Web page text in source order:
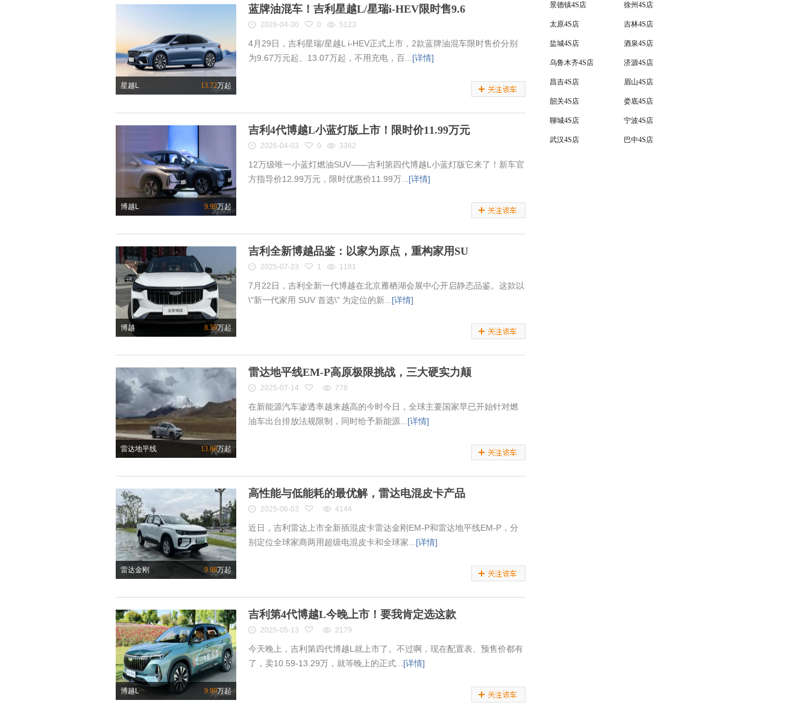
星越L 13.72万起
蓝牌油混车！吉利星越L/星瑞i-HEV限时售9.6
2026-04-30 0 5123
4月29日，吉利星瑞/星越L i-HEV正式上市，2款蓝牌油混车限时售价分别
为9.67万元起、13.07万起，不用充电，百... [详情]
博越L 9.99万起
吉利4代博越L小蓝灯版上市！限时价11.99万元
2026-04-03 0 3362
12万级唯一小蓝灯燃油SUV——吉利第四代博越L小蓝灯版它来了！新车官
方指导价12.99万元，限时优惠价11.99万... [详情]
博越 8.59万起
吉利全新博越品鉴：以家为原点，重构家用SU
2025-07-23 1 1181
7月22日，吉利全新一代博越在北京雁栖湖会展中心开启静态品鉴。这款以
\"新一代家用 SUV 首选\" 为定位的新... [详情]
雷达地平线 13.68万起
雷达地平线EM-P高原极限挑战，三大硬实力颠
2025-07-14 778
在新能源汽车渗透率越来越高的今时今日，全球主要国家早已开始针对燃
油车出台排放法规限制，同时给予新能源... [详情]
雷达金刚 9.98万起
高性能与低能耗的最优解，雷达电混皮卡产品
2025-06-03 4144
近日，吉利雷达上市全新插混皮卡雷达金刚EM-P和雷达地平线EM-P，分
别定位全球家商两用超级电混皮卡和全球家... [详情]
博越L 9.99万起
吉利第4代博越L今晚上市！要我肯定选这款
2025-05-13 2179
今天晚上，吉利第四代博越L就上市了。不过啊，现在配置表、预售价都有
了，卖10.59-13.29万，就等晚上的正式... [详情]
景德镇4S店 徐州4S店
太原4S店 吉林4S店
盐城4S店 酒泉4S店
乌鲁木齐4S店 济源4S店
昌吉4S店 眉山4S店
韶关4S店 娄底4S店
聊城4S店 宁波4S店
武汉4S店 巴中4S店